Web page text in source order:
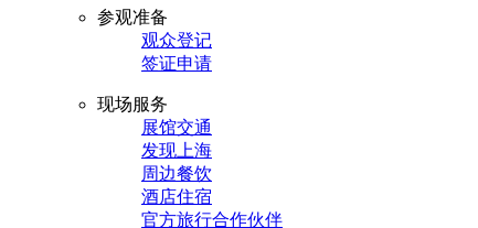
参观准备
观众登记
签证申请
现场服务
展馆交通
发现上海
周边餐饮
酒店住宿
官方旅行合作伙伴